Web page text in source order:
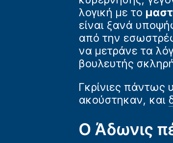
λογική με το
είναι ξανά
από την
να μετράνε τα
βουλευτής
Γκρίνιες πάντως
ακούστηκαν, και
Ο Άδωνις